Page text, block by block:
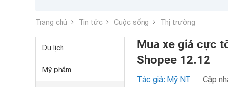
Trang chủ Tin tức Cuộc sống Thị trường
Du lịch
Mỹ phẩm
Mua xe giá cực
Shopee 12.12
Tác giả: Mỹ NT Cập